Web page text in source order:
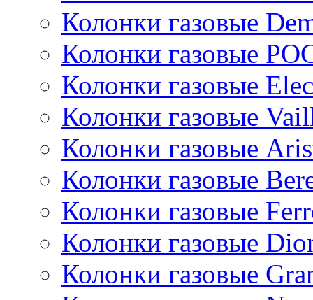
Колонки газовые
Колонки газовые
Колонки газовые
Колонки газовые
Колонки газовые
Колонки газовые
Колонки газовые
Колонки газовые
Колонки газовые